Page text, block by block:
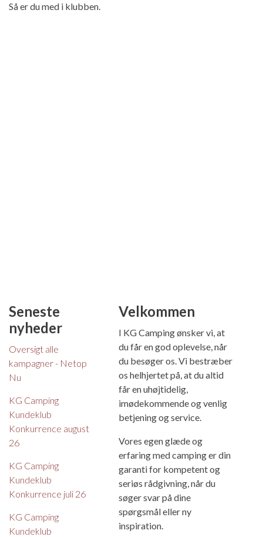
Så er du med i klubben.
Seneste
nyheder
Oversigt alle
kampagner - Netop
Nu
KG Camping
Kundeklub
Konkurrence august
26
KG Camping
Kundeklub
Konkurrence juli 26
KG Camping
Kundeklub
Velkommen
I KG Camping ønsker vi, at
du får en god oplevelse, når
du besøger os. Vi bestræber
os helhjertet på, at du altid
får en uhøjtidelig,
imødekommende og venlig
betjening og service.
Vores egen glæde og
erfaring med camping er din
garanti for kompetent og
seriøs rådgivning, når du
søger svar på dine
spørgsmål eller ny
inspiration.